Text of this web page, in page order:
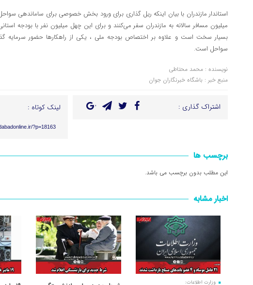
میلیون مسافر سالانه به مازندران سفر می‌کنند و برای این چهل میلیون نفر با بودجه
بسیار سخت است و علاوه بر اختصاص بودجه ملی ، یکی از راهکار‌ها حضور سرمایه
سواحل است.
نویسنده : محمد محتاطی
منبع خبر : باشگاه خبرنگاران جوان
اشتراک گذاری : لینک کوتاه :
?p=18163
برچسب ها
این مطلب بدون برچسب می باشد.
اخبار مشابه
وزارت اطلاعات: